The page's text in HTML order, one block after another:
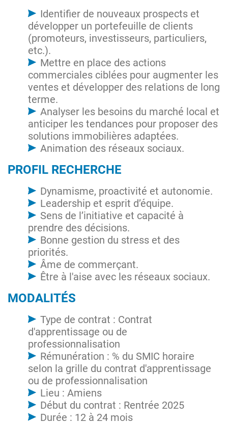
Identifier de nouveaux prospects et
développer un portefeuille de clients
(promoteurs, investisseurs, particuliers,
etc.).
Mettre en place des actions
commerciales ciblées pour augmenter les
ventes et développer des relations de long
terme.
Analyser les besoins du marché local et
anticiper les tendances pour proposer des
solutions immobilières adaptées.
Animation des réseaux sociaux.
PROFIL RECHERCHE
Dynamisme, proactivité et autonomie.
Leadership et esprit d’équipe.
Sens de l’initiative et capacité à
prendre des décisions.
Bonne gestion du stress et des
priorités.
Âme de commerçant.
Être à l'aise avec les réseaux sociaux.
MODALITÉS
Type de contrat : Contrat
d'apprentissage ou de
professionnalisation
Rémunération : % du SMIC horaire
selon la grille du contrat d'apprentissage
ou de professionnalisation
Lieu : Amiens
Début du contrat : Rentrée 2025
Durée : 12 à 24 mois